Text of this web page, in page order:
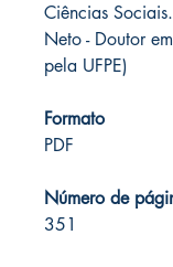
Ciências
Neto - Doutor
pela UFPE)
Formato
PDF
Número de
351